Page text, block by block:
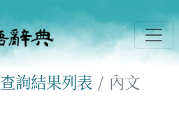
查詢結果列表 內文